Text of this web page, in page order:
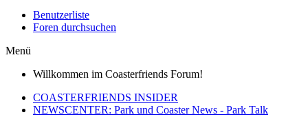
Benutzerliste
Foren durchsuchen
Menü
Willkommen im Coasterfriends Forum!
COASTERFRIENDS INSIDER
NEWSCENTER: Park und Coaster News - Park Talk